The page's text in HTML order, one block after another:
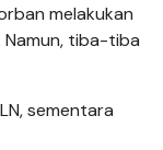
melakukan
Namun, tiba-tiba
sementara